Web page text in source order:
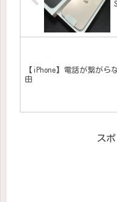
【iPhone】電話が繋がら
由
ス